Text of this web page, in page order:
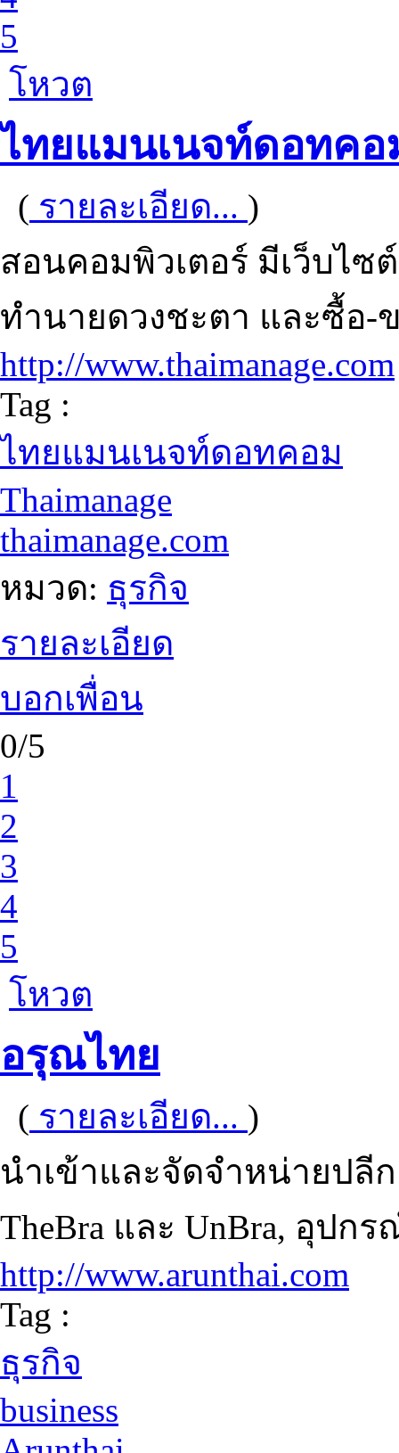
5
โหวต
ไทยแมนเนจท์ดอทคอ
( รายละเอียด... )
สอนคอมพิวเตอร์ มีเว็บไซ
ทำนายดวงชะตา และซื้อ
http://www.thaimanage.com
Tag :
ไทยแมนเนจท์ดอทคอม
Thaimanage
thaimanage.com
หมวด: ธุรกิจ
รายละเอียด
บอกเพื่อน
0/5
1
2
3
4
5
โหวต
อรุณไทย
( รายละเอียด... )
นำเข้าและจัดจำหน่ายป
TheBra และ UnBra, อุป
http://www.arunthai.com
Tag :
ธุรกิจ
business